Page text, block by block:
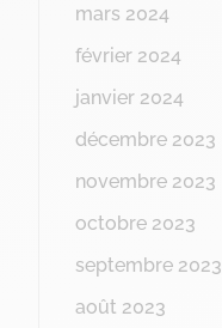
mars 2024
février 2024
janvier 2024
décembre 2023
novembre 2023
octobre 2023
septembre 2023
août 2023